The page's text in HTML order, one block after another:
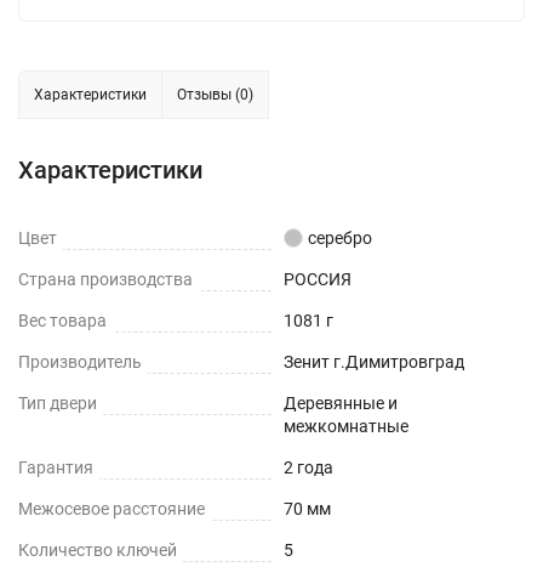
Характеристики Отзывы (0)
Характеристики
Цвет серебро
Страна производства РОССИЯ
Вес товара 1081 г
Производитель Зенит г.Димитровград
Тип двери
Деревянные и
межкомнатные
Гарантия 2 года
Межосевое расстояние 70 мм
Количество ключей 5